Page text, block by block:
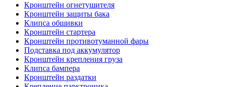
Кронштейн огнетушителя
Кронштейн защиты бака
Клипса обшивки
Кронштейн стартера
Кронштейн противотуманной фары
Подставка под аккумулятор
Кронштейн крепления груза
Клипса бампера
Кронштейн раздатки